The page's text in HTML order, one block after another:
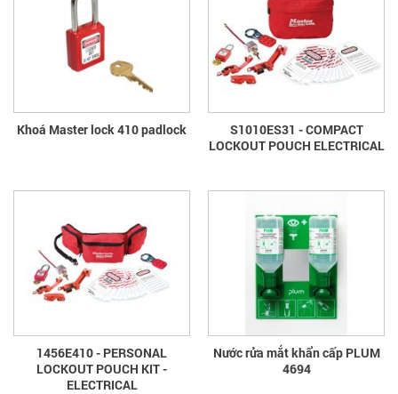
Khoá Master lock 410 padlock
S1010ES31 - COMPACT
LOCKOUT POUCH ELECTRICAL
1456E410 - PERSONAL
LOCKOUT POUCH KIT -
ELECTRICAL
Nước rửa mắt khẩn cấp PLUM
4694